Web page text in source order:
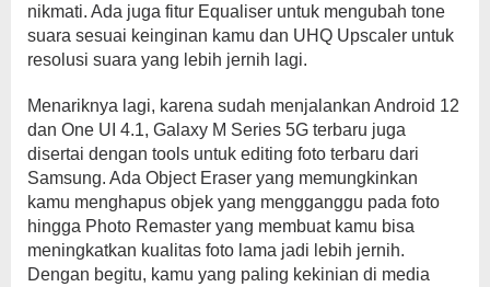
nikmati. Ada juga fitur Equaliser untuk mengubah tone
suara sesuai keinginan kamu dan UHQ Upscaler untuk
resolusi suara yang lebih jernih lagi.
Menariknya lagi, karena sudah menjalankan Android 12
dan One UI 4.1, Galaxy M Series 5G terbaru juga
disertai dengan tools untuk editing foto terbaru dari
Samsung. Ada Object Eraser yang memungkinkan
kamu menghapus objek yang mengganggu pada foto
hingga Photo Remaster yang membuat kamu bisa
meningkatkan kualitas foto lama jadi lebih jernih.
Dengan begitu, kamu yang paling kekinian di media